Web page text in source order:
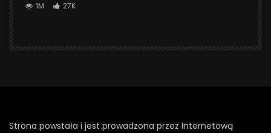
1M 27K
Strona powstała i jest prowadzona przez Internetową